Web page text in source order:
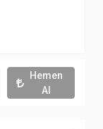
Hemen
Al